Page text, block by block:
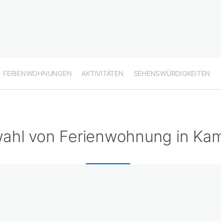
FERIENWOHNUNGEN AKTIVITÄTEN SEHENSWÜRDIGKEITEN
von Ferienwohnung in